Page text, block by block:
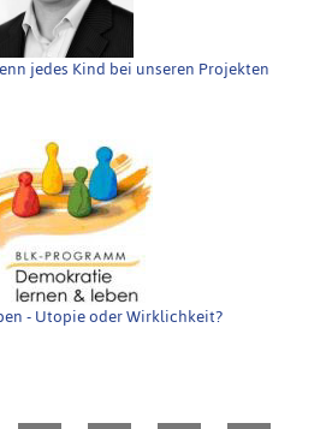
jedes Kind bei unseren Projekten
- Utopie oder Wirklichkeit?